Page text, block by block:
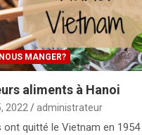
MANGER?
aliments à Hanoi
2022 administrateur
ont quitté le Vietnam en